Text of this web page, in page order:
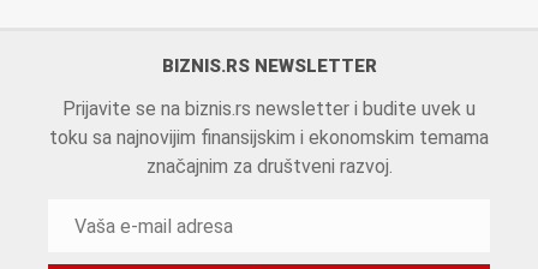
BIZNIS.RS NEWSLETTER
Prijavite se na biznis.rs newsletter i budite uvek u
toku sa najnovijim finansijskim i ekonomskim temama
značajnim za društveni razvoj.